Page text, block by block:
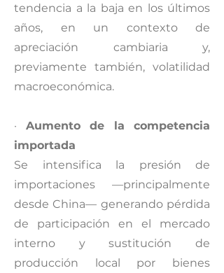
tendencia a la baja en los últimos
años, en un contexto de
apreciación cambiaria y,
previamente también, volatilidad
macroeconómica.
· Aumento de la competencia
importada
Se intensifica la presión de
importaciones —principalmente
desde China— generando pérdida
de participación en el mercado
interno y sustitución de
producción local por bienes